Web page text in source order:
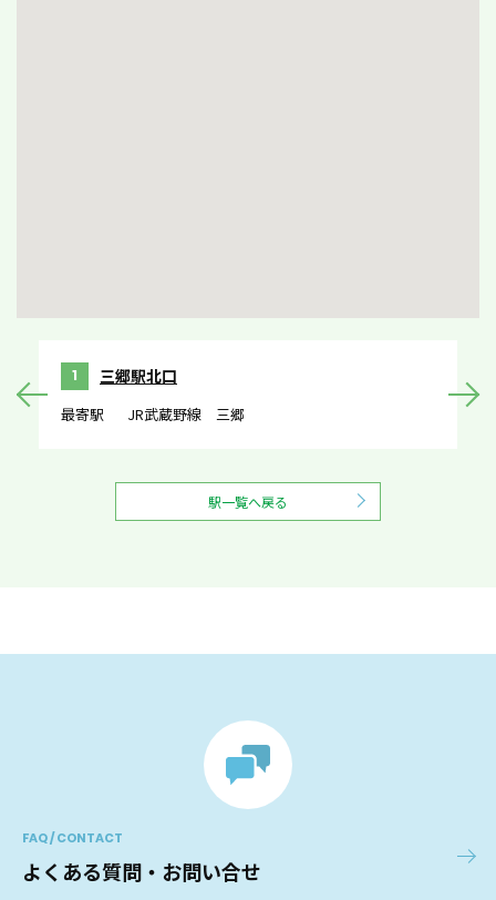
1 三郷駅北口
最寄駅 JR武蔵野線 三郷
駅一覧へ戻る
FAQ / CONTACT
よくある質問・お問い合せ